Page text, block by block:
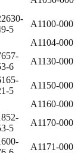
5
A1100-000
A1104-000
6
A1130-000
5
A1150-000
A1160-000
5
A1170-000
A1171-000